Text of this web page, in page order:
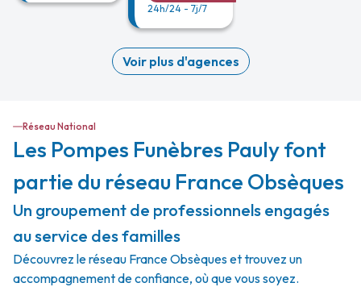
24h/24 - 7j/7
Voir plus d'agences
Réseau National
Les Pompes Funèbres Pauly font
partie du réseau France Obsèques
Un groupement de professionnels engagés
au service des familles
Découvrez le réseau France Obsèques et trouvez un
accompagnement de confiance, où que vous soyez.